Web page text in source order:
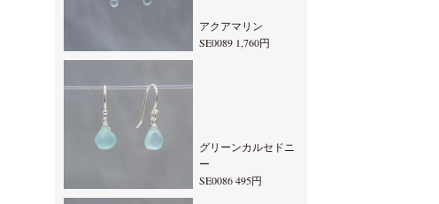
アクアマリン
SE0089 1,760円
グリーンカルセドニ
ー
SE0086 495円